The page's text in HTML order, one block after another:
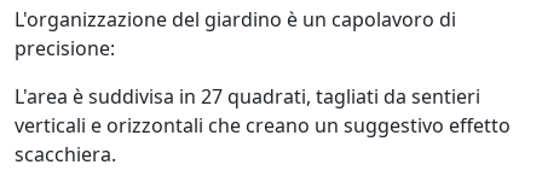
L'organizzazione del giardino è un capolavoro di
precisione:
L'area è suddivisa in 27 quadrati, tagliati da sentieri
verticali e orizzontali che creano un suggestivo effetto
scacchiera.